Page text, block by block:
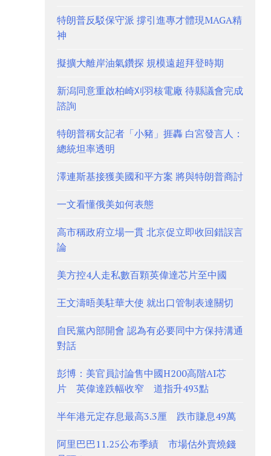
特朗普反駁保守派 撐引進專才體現MAGA精
神
擬擴大離岸油氣鑽探 規模遠超拜登時期
新潟同意重啟柏崎刈羽核電廠 待縣議會完成
諮詢
特朗普稱女記者「小豬」捱轟 白宮發言人：
總統坦率透明
澤連斯基接獲美國和平方案 將與特朗普商討
一文看懂俄美如何表態
高市稱政府立場一貫 北京促立即收回錯誤言
論
美方控4人走私數百顆英偉達芯片至中國
王文濤晤美駐華大使 就出口管制表達關切
自民黨內部開會 認為有必要同中方保持溝通
對話
彭博：美官員討論售中國H200高階AI芯
片 英偉達跌幅收窄 道指升493點
半年港元定存息最高3.3厘 跌市賺息49萬
阿里巴巴11.25公布季績 市場估外賣燒錢